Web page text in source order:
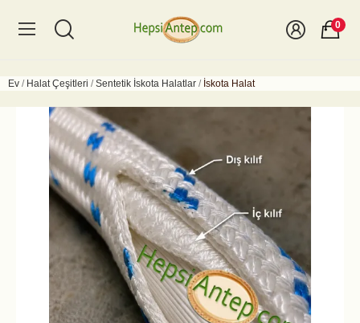
0
Ev Halat Çeşitleri Sentetik İskota Halatlar İskota Halat